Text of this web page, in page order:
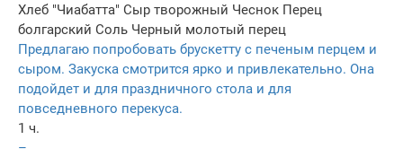
Хлеб "Чиабатта" Сыр творожный Чеснок Перец
болгарский Соль Черный молотый перец
Предлагаю попробовать брускетту с печеным перцем и
сыром. Закуска смотрится ярко и привлекательно. Она
подойдет и для праздничного стола и для
повседневного перекуса.
1 ч.
–